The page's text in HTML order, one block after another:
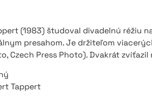
(1983) študoval divadelnú réžiu
presahom. Je držiteľom
Czech Press Photo). Dvakrát
Tappert